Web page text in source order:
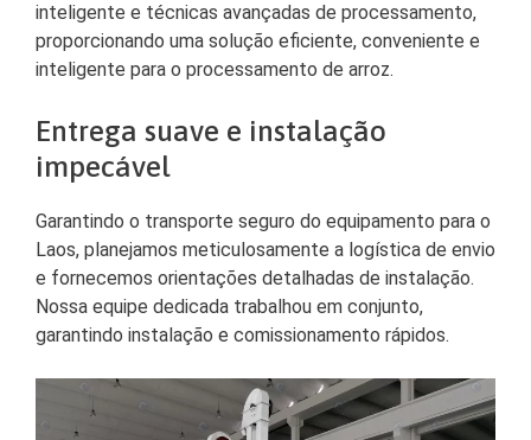
inteligente e técnicas avançadas de processamento,
proporcionando uma solução eficiente, conveniente e
inteligente para o processamento de arroz.
Entrega suave e instalação
impecável
Garantindo o transporte seguro do equipamento para o
Laos, planejamos meticulosamente a logística de envio
e fornecemos orientações detalhadas de instalação.
Nossa equipe dedicada trabalhou em conjunto,
garantindo instalação e comissionamento rápidos.